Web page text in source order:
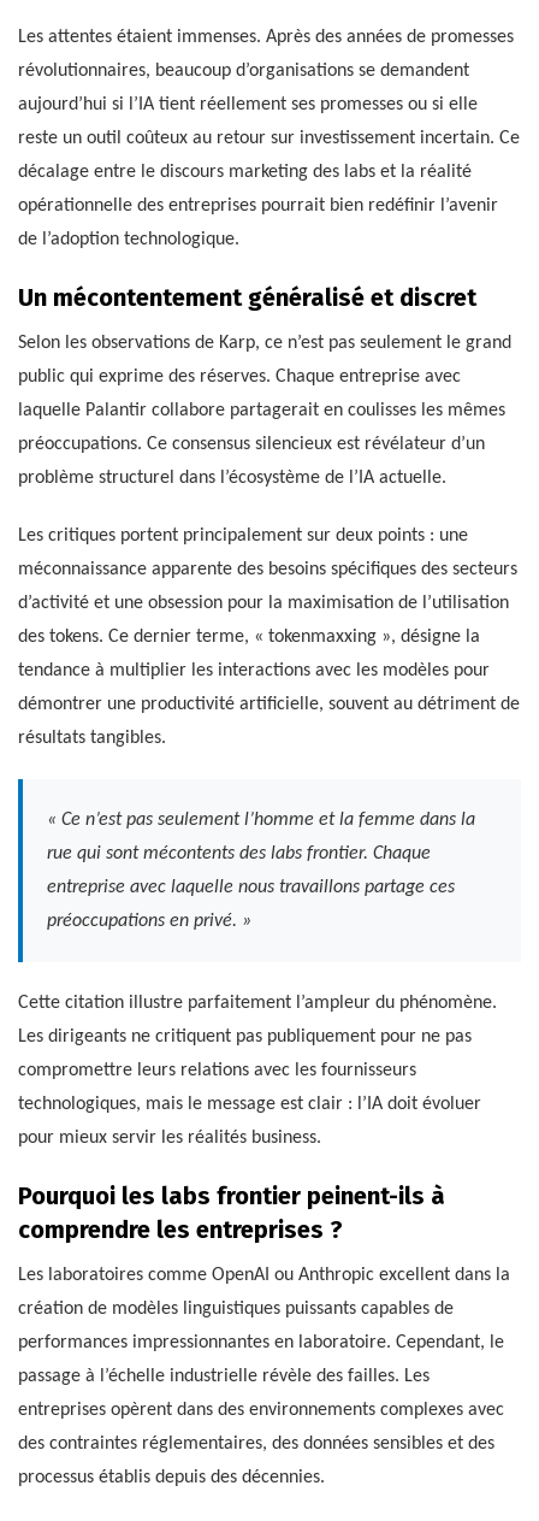
Les attentes étaient immenses. Après des années de promesses
révolutionnaires, beaucoup d’organisations se demandent
aujourd’hui si l’IA tient réellement ses promesses ou si elle
reste un outil coûteux au retour sur investissement incertain. Ce
décalage entre le discours marketing des labs et la réalité
opérationnelle des entreprises pourrait bien redéfinir l’avenir
de l’adoption technologique.
Un mécontentement généralisé et discret
Selon les observations de Karp, ce n’est pas seulement le grand
public qui exprime des réserves. Chaque entreprise avec
laquelle Palantir collabore partagerait en coulisses les mêmes
préoccupations. Ce consensus silencieux est révélateur d’un
problème structurel dans l’écosystème de l’IA actuelle.
Les critiques portent principalement sur deux points : une
méconnaissance apparente des besoins spécifiques des secteurs
d’activité et une obsession pour la maximisation de l’utilisation
des tokens. Ce dernier terme, « tokenmaxxing », désigne la
tendance à multiplier les interactions avec les modèles pour
démontrer une productivité artificielle, souvent au détriment de
résultats tangibles.
« Ce n’est pas seulement l’homme et la femme dans la
rue qui sont mécontents des labs frontier. Chaque
entreprise avec laquelle nous travaillons partage ces
préoccupations en privé. »
Cette citation illustre parfaitement l’ampleur du phénomène.
Les dirigeants ne critiquent pas publiquement pour ne pas
compromettre leurs relations avec les fournisseurs
technologiques, mais le message est clair : l’IA doit évoluer
pour mieux servir les réalités business.
Pourquoi les labs frontier peinent-ils à
comprendre les entreprises ?
Les laboratoires comme OpenAI ou Anthropic excellent dans la
création de modèles linguistiques puissants capables de
performances impressionnantes en laboratoire. Cependant, le
passage à l’échelle industrielle révèle des failles. Les
entreprises opèrent dans des environnements complexes avec
des contraintes réglementaires, des données sensibles et des
processus établis depuis des décennies.